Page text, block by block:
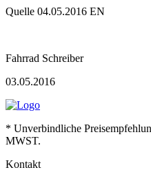
Quelle 04.05.2016 EN
Fahrrad Schreiber
03.05.2016
* Unverbindliche
MWST.
Kontakt